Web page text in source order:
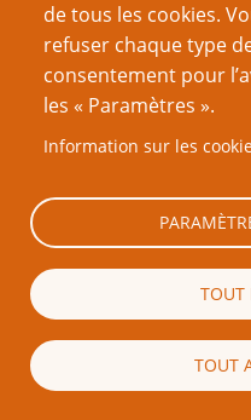
Quel code est
Saisir les caractères
Cette question nous
de tous les cookies.
refuser chaque type
consentement pour
les « Paramètres ».
Information sur les
TOUT
TOUT